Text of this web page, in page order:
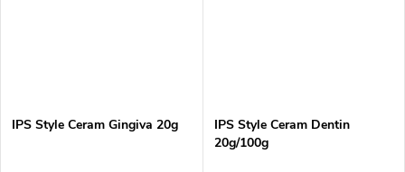
IPS Style Ceram Gingiva 20g
IPS Style Ceram Dentin
20g/100g